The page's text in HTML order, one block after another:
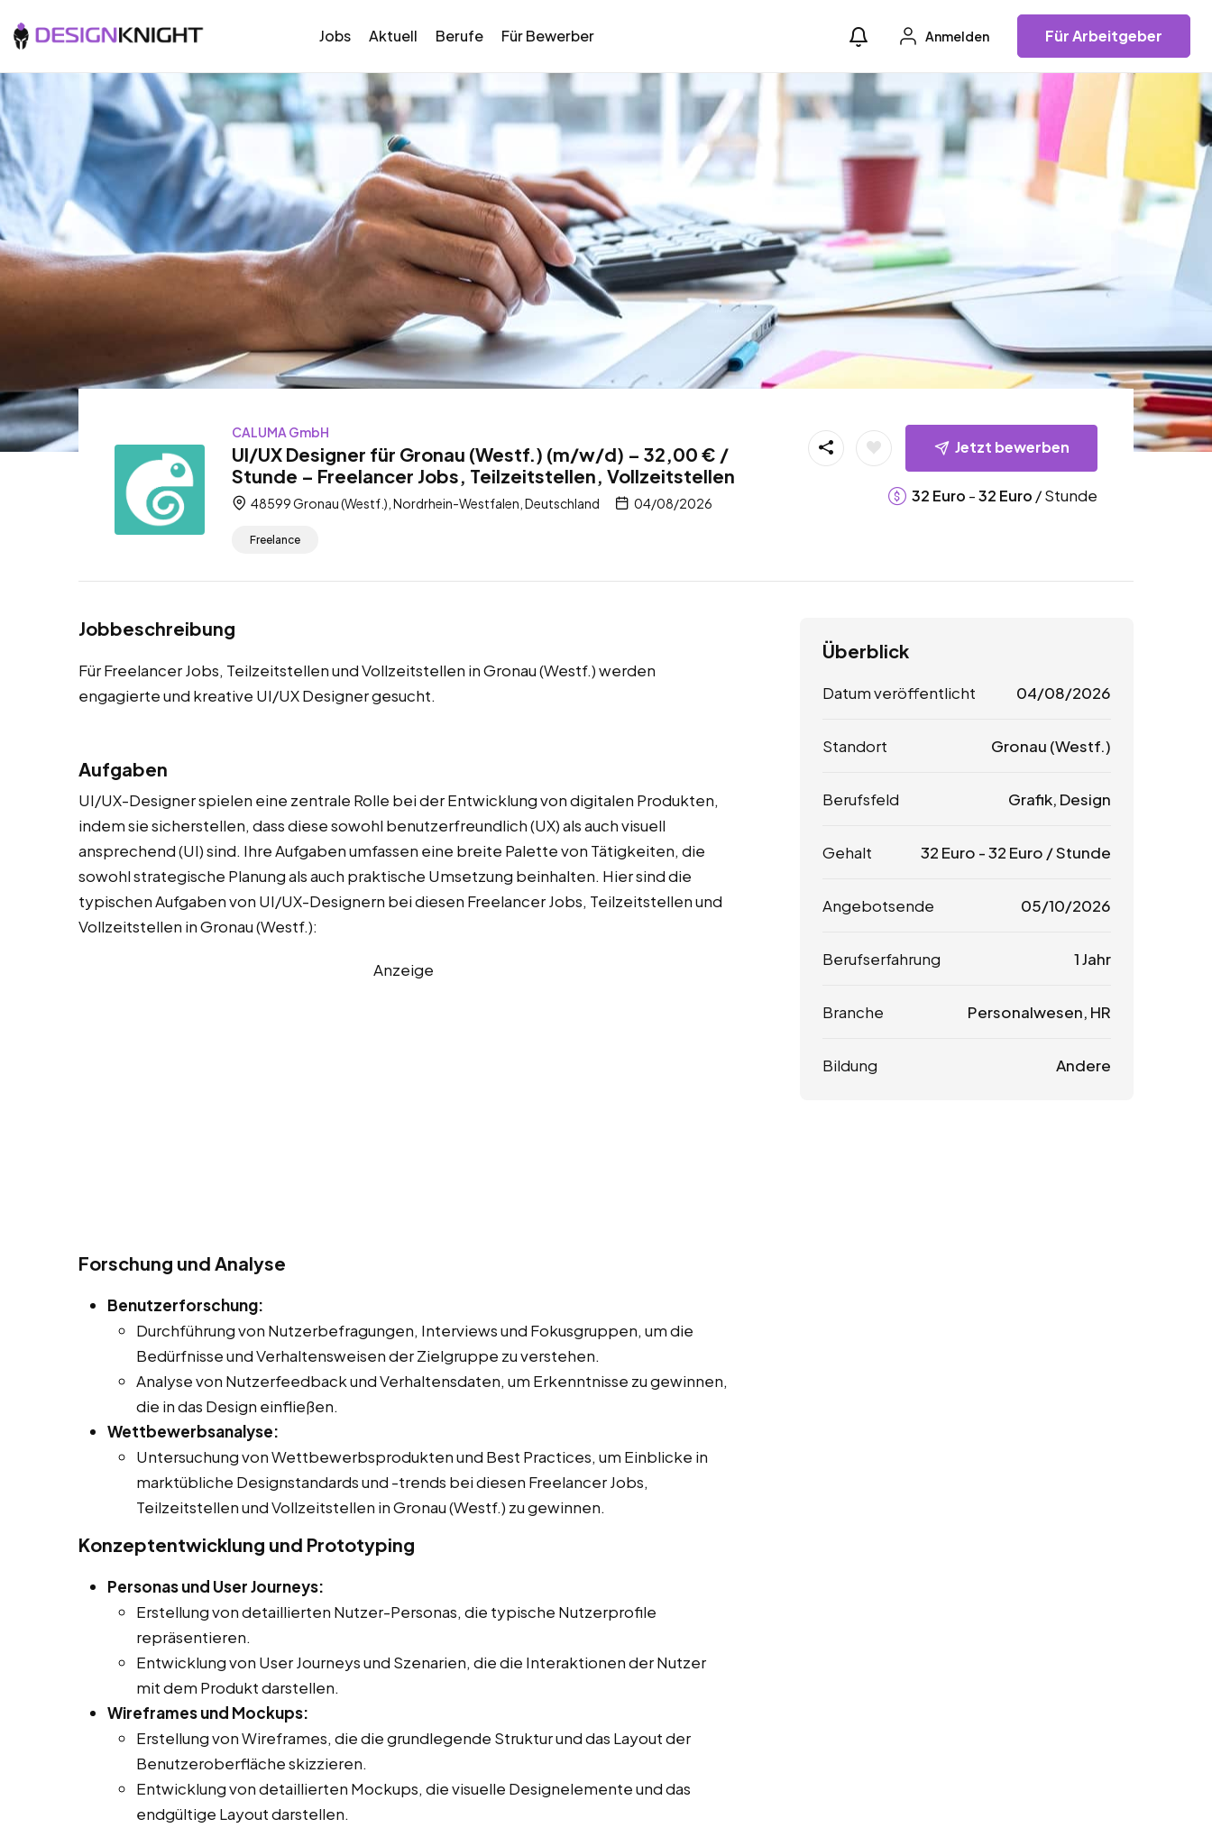
Jobs Aktuell Berufe Für Bewerber Anmelden Für Arbeitgeber
CALUMA GmbH
UI/UX Designer für Gronau (Westf.) (m/w/d) – 32,00 € /
Stunde – Freelancer Jobs, Teilzeitstellen, Vollzeitstellen
48599 Gronau (Westf.), Nordrhein-Westfalen, Deutschland 04/08/2026
Freelance
Jetzt bewerben
32 Euro -32 Euro / Stunde
Jobbeschreibung
Für Freelancer Jobs, Teilzeitstellen und Vollzeitstellen in Gronau (Westf.) werden
engagierte und kreative UI/UX Designer gesucht.
Aufgaben
UI/UX-Designer spielen eine zentrale Rolle bei der Entwicklung von digitalen Produkten,
indem sie sicherstellen, dass diese sowohl benutzerfreundlich (UX) als auch visuell
ansprechend (UI) sind. Ihre Aufgaben umfassen eine breite Palette von Tätigkeiten, die
sowohl strategische Planung als auch praktische Umsetzung beinhalten. Hier sind die
typischen Aufgaben von UI/UX-Designern bei diesen Freelancer Jobs, Teilzeitstellen und
Vollzeitstellen in Gronau (Westf.):
Anzeige
Forschung und Analyse
Benutzerforschung:
Durchführung von Nutzerbefragungen, Interviews und Fokusgruppen, um die
Bedürfnisse und Verhaltensweisen der Zielgruppe zu verstehen.
Analyse von Nutzerfeedback und Verhaltensdaten, um Erkenntnisse zu gewinnen,
die in das Design einfließen.
Wettbewerbsanalyse:
Untersuchung von Wettbewerbsprodukten und Best Practices, um Einblicke in
marktübliche Designstandards und -trends bei diesen Freelancer Jobs,
Teilzeitstellen und Vollzeitstellen in Gronau (Westf.) zu gewinnen.
Konzeptentwicklung und Prototyping
Personas und User Journeys:
Erstellung von detaillierten Nutzer-Personas, die typische Nutzerprofile
repräsentieren.
Entwicklung von User Journeys und Szenarien, die die Interaktionen der Nutzer
mit dem Produkt darstellen.
Wireframes und Mockups:
Erstellung von Wireframes, die die grundlegende Struktur und das Layout der
Benutzeroberfläche skizzieren.
Entwicklung von detaillierten Mockups, die visuelle Designelemente und das
endgültige Layout darstellen.
Überblick
Datum veröffentlicht 04/08/2026
Standort Gronau (Westf.)
Berufsfeld Grafik, Design
Gehalt 32 Euro -32 Euro / Stunde
Angebotsende 05/10/2026
Berufserfahrung 1 Jahr
Branche Personalwesen, HR
Bildung Andere